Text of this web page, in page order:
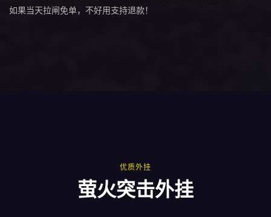
如果当天拉闸免单，不好用支持退款！
优质外挂
萤火突击外挂